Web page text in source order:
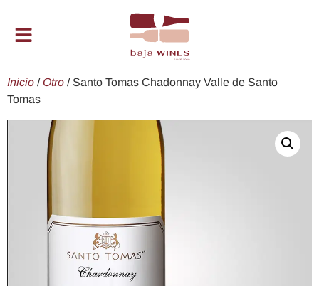
Inicio / Otro / Santo Tomas Chadonnay Valle de Santo
Tomas